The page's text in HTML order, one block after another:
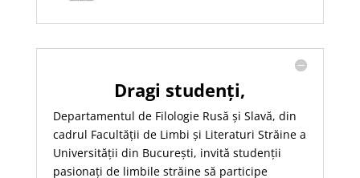
Dragi studenți,
Departamentul de Filologie Rusă și Slavă, din
cadrul Facultății de Limbi și Literaturi Străine a
Universității din București, invită studenții
pasionați de limbile străine să participe